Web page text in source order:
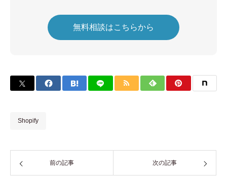
無料相談はこちらから
Shopify
前の記事 次の記事